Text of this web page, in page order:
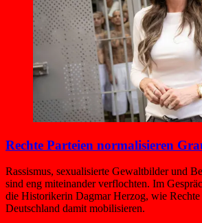
Rechte Parteien normalisieren
Rassismus, sexualisierte Gewaltbilder und
sind eng miteinander verflochten. Im
die Historikerin Dagmar Herzog, wie
Deutschland damit mobilisieren.